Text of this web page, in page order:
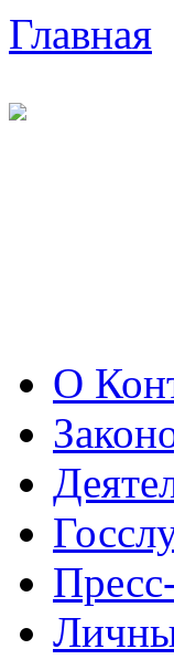
Главная
О